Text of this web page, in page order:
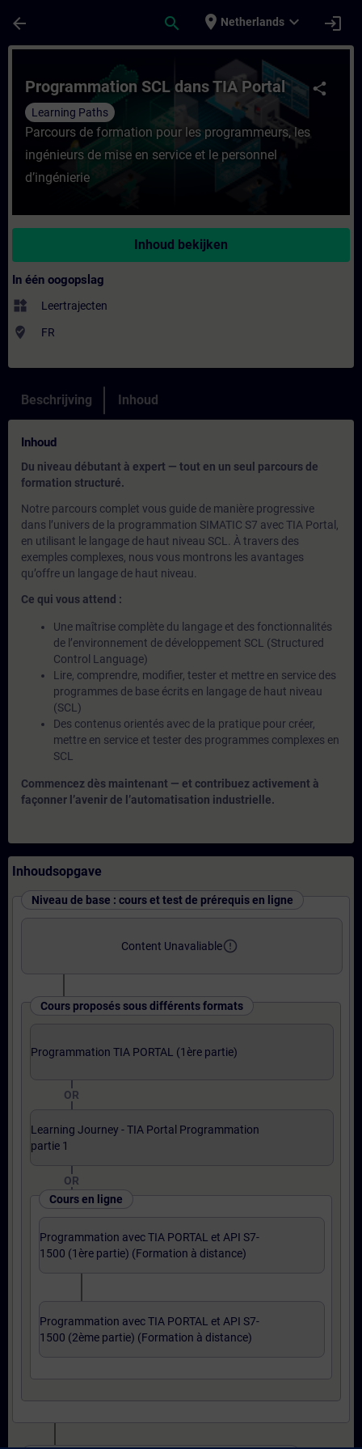
arrow_back search place Netherlands expand_more login
Cursus - Programmation SCL dans TIA
share
Programmation SCL dans TIA Portal
Learning Paths
Parcours de formation pour les programmeurs, les
ingénieurs de mise en service et le personnel
d’ingénierie
Inhoud bekijken
In één oogopslag
widgets Leertrajecten
where_to_vote FR
Beschrijving Inhoud
Inhoud
Du niveau débutant à expert — tout en un seul parcours de
formation structuré.
Notre parcours complet vous guide de manière progressive
dans l’univers de la programmation SIMATIC S7 avec TIA Portal,
en utilisant le langage de haut niveau SCL. À travers des
exemples complexes, nous vous montrons les avantages
qu’offre un langage de haut niveau.
Ce qui vous attend :
Une maîtrise complète du langage et des fonctionnalités
de l’environnement de développement SCL (Structured
Control Language)
Lire, comprendre, modifier, tester et mettre en service des
programmes de base écrits en langage de haut niveau
(SCL)
Des contenus orientés avec de la pratique pour créer,
mettre en service et tester des programmes complexes en
SCL
Commencez dès maintenant — et contribuez activement à
façonner l’avenir de l’automatisation industrielle.
Inhoudsopgave
Niveau de base : cours et test de prérequis en ligne
Content Unavaliableerror_outline
Cours proposés sous différents formats
Programmation TIA PORTAL (1ère partie)
OR
Learning Journey - TIA Portal Programmation
partie 1
OR
Cours en ligne
Programmation avec TIA PORTAL et API S7-
1500 (1ère partie) (Formation à distance)
Programmation avec TIA PORTAL et API S7-
1500 (2ème partie) (Formation à distance)